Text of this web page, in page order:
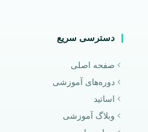
دسترسی سریع
صفحه اصلی
دوره‌های آموزشی
اساتید
وبلاگ آموزشی